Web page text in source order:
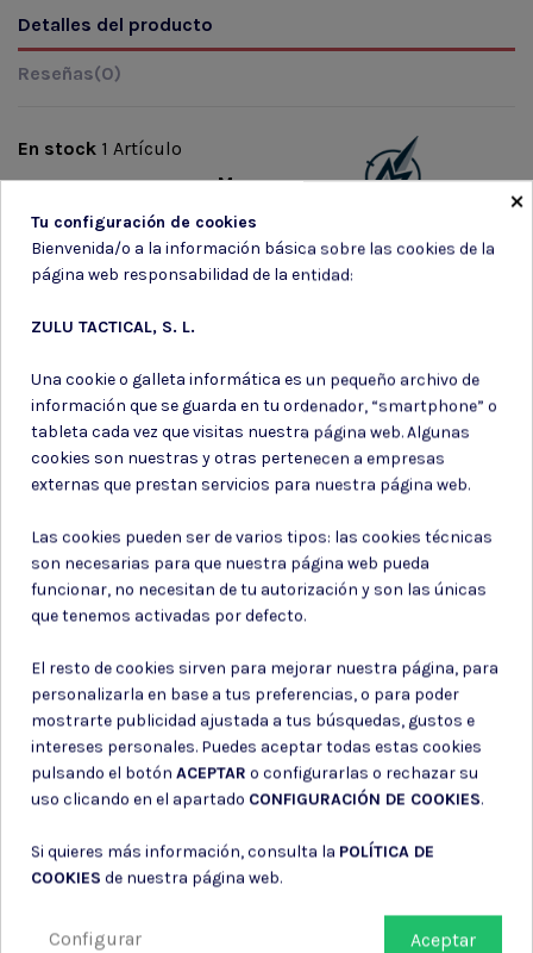
Detalles del producto
Reseñas(0)
Marca
En stock 1 Artículo
Suscríbete a nuestro boletín
información de contacto en el aviso legal.
Consiento el uso de mis datos para los fines indicados en la
Política de privacidad
Consiento el uso de mis datos personales para recibir publicidad
de su entidad.
×
Tu configuración de cookies
Bienvenida/o a la información básica sobre las cookies de la
página web responsabilidad de la entidad:
ZULU TACTICAL, S. L.
Una cookie o galleta informática es un pequeño archivo de
información que se guarda en tu ordenador, “smartphone” o
tableta cada vez que visitas nuestra página web. Algunas
cookies son nuestras y otras pertenecen a empresas
externas que prestan servicios para nuestra página web.
Las cookies pueden ser de varios tipos: las cookies técnicas
son necesarias para que nuestra página web pueda
funcionar, no necesitan de tu autorización y son las únicas
que tenemos activadas por defecto.
El resto de cookies sirven para mejorar nuestra página, para
personalizarla en base a tus preferencias, o para poder
mostrarte publicidad ajustada a tus búsquedas, gustos e
intereses personales. Puedes aceptar todas estas cookies
pulsando el botón ACEPTAR o configurarlas o rechazar su
uso clicando en el apartado CONFIGURACIÓN DE COOKIES.
Si quieres más información, consulta la POLÍTICA DE
COOKIES de nuestra página web.
Aceptar
Configurar